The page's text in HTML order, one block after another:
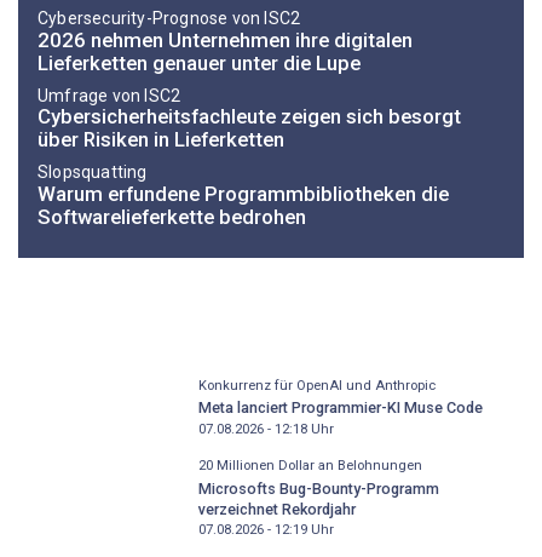
Cybersecurity-Prognose von ISC2
2026 nehmen Unternehmen ihre digitalen
Lieferketten genauer unter die Lupe
Umfrage von ISC2
Cybersicherheitsfachleute zeigen sich besorgt
über Risiken in Lieferketten
Slopsquatting
Warum erfundene Programmbibliotheken die
Softwarelieferkette bedrohen
Konkurrenz für OpenAI und Anthropic
Meta lanciert Programmier-KI Muse Code
07.08.2026 - 12:18Uhr
20 Millionen Dollar an Belohnungen
Microsofts Bug-Bounty-Programm
verzeichnet Rekordjahr
07.08.2026 - 12:19Uhr